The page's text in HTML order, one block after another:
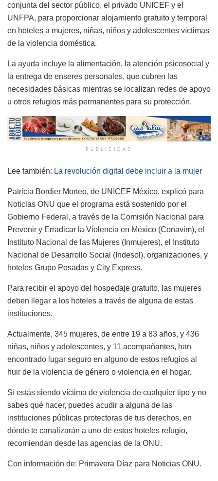
conjunta del sector público, el privado UNICEF y el
UNFPA, para proporcionar alojamiento gratuito y temporal
en hoteles a mujeres, niñas, niños y adolescentes víctimas
de la violencia doméstica.
La ayuda incluye la alimentación, la atención psicosocial y
la entrega de enseres personales, que cubren las
necesidades básicas mientras se localizan redes de apoyo
u otros refugios más permanentes para su protección.
PUBLICIDAD
Lee también: La revolución digital debe incluir a la mujer
Patricia Bordier Morteo, de UNICEF México, explicó para
Noticias ONU que el programa está sostenido por el
Gobierno Federal, a través de la Comisión Nacional para
Prevenir y Erradicar la Violencia en México (Conavim), el
Instituto Nacional de las Mujeres (Inmujeres), el Instituto
Nacional de Desarrollo Social (Indesol), organizaciones, y
hoteles Grupo Posadas y City Express.
Para recibir el apoyo del hospedaje gratuito, las mujeres
deben llegar a los hoteles a través de alguna de estas
instituciones.
Actualmente, 345 mujeres, de entre 19 a 83 años, y 436
niñas, niños y adolescentes, y 11 acompañantes, han
encontrado lugar seguro en alguno de estos refugios al
huir de la violencia de género o violencia en el hogar.
Sí estás siendo víctima de violencia de cualquier tipo y no
sabes qué hacer, puedes acudir a alguna de las
instituciones públicas protectoras de tus derechos, en
dónde te canalizarán a uno de estos hoteles refugio,
recomiendan desde las agencias de la ONU.
Con información de: Primavera Díaz para Noticias ONU.